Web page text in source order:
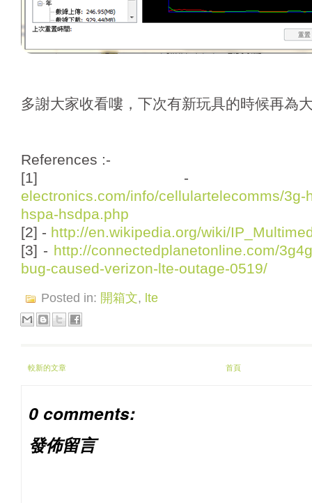
多謝大家收看嘍，下次有新玩具的時候再為
References :-
[1]
electronics.com/info/cellulartelecomms/3g-
hspa-hsdpa.php
[2] - http://en.wikipedia.org/wiki/
[3] - http://connectedplanetonline.com/
bug-caused-verizon-lte-outage-0519/
Posted in: 開箱文, lte
較新的文章 首頁
0 comments:
發佈留言